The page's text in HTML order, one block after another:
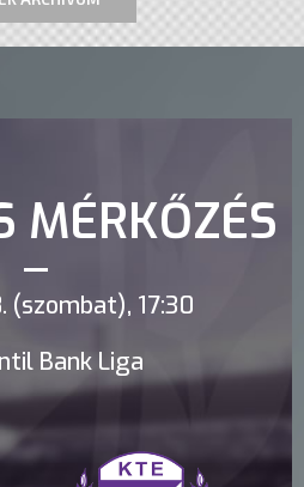
MÉRKŐZÉS
(szombat), 17:30
Bank Liga